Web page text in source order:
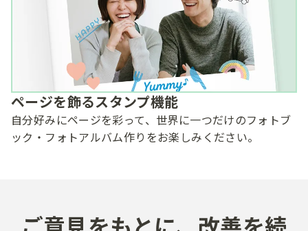
ページを飾るスタンプ機能
自分好みにページを彩って、世界に一つだけのフォトブ
ック・フォトアルバム作りをお楽しみください。